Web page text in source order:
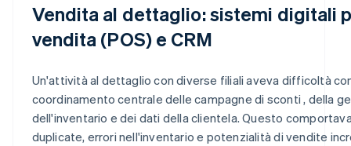
Vendita al dettaglio: sistemi digitali
vendita (POS) e CRM
Un'attività al dettaglio con diverse filiali aveva difficoltà
coordinamento centrale delle campagne di sconti , della
dell'inventario e dei dati della clientela. Questo
duplicate, errori nell'inventario e potenzialità di vendite